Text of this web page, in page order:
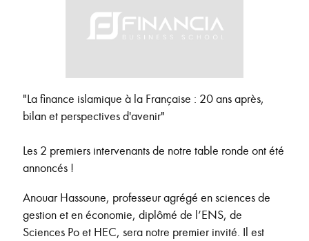
"La finance islamique à la Française : 20 ans après,
bilan et perspectives d'avenir"
Les 2 premiers intervenants de notre table ronde ont été
annoncés !
Anouar Hassoune, professeur agrégé en sciences de
gestion et en économie, diplômé de l’ENS, de
Sciences Po et HEC, sera notre premier invité. Il est